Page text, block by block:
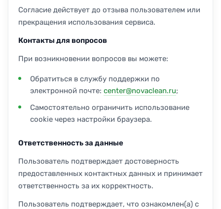
Согласие действует до отзыва пользователем или
прекращения использования сервиса.
Контакты для вопросов
При возникновении вопросов вы можете:
Обратиться в службу поддержки по
электронной почте: center@novaclean.ru;
Самостоятельно ограничить использование
cookie через настройки браузера.
Ответственность за данные
Пользователь подтверждает достоверность
предоставленных контактных данных и принимает
ответственность за их корректность.
Пользователь подтверждает, что ознакомлен(а) с